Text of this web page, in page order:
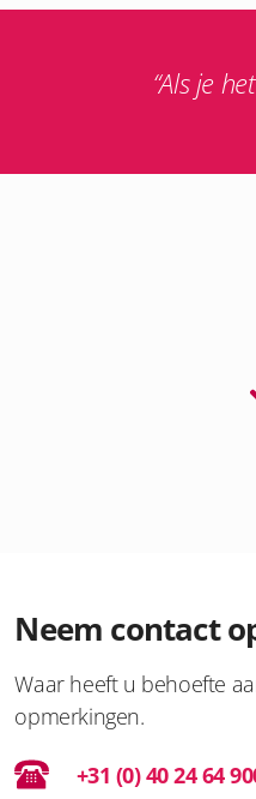
“Als je
Neem contact
Waar heeft u behoefte
opmerkingen.
+31 (0) 40 24 64